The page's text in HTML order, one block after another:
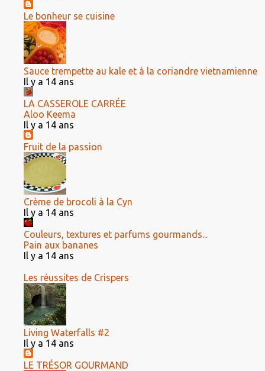
Le bonheur se cuisine
Sauce trempette au kale et à la coriandre vietnamienne
Il y a 14 ans
LA CASSEROLE CARRÉE
Aloo Keema
Il y a 14 ans
Fruit de la passion
Crème de brocoli à la Cyn
Il y a 14 ans
Couleurs, textures et parfums gourmands...
Pain aux bananes
Il y a 14 ans
Les réussites de Crispers
Living Waterfalls #2
Il y a 14 ans
LE TRÉSOR GOURMAND